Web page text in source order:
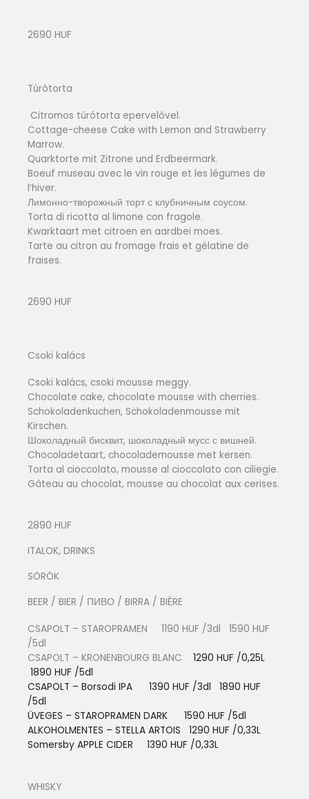
2690 HUF
Túrótorta
Citromos túrótorta epervelővel.
Cottage-cheese Cake with Lemon and Strawberry
Marrow.
Quarktorte mit Zitrone und Erdbeermark.
Boeuf museau avec le vin rouge et les légumes de
l’hiver.
Лимонно-творожный торт с клубничным соусом.
Torta di ricotta al limone con fragole.
Kwarktaart met citroen en aardbei moes.
Tarte au citron au fromage frais et gélatine de
fraises.
2690 HUF
Csoki kalács
Csoki kalács, csoki mousse meggy.
Chocolate cake, chocolate mousse with cherries.
Schokoladenkuchen, Schokoladenmousse mit
Kirschen.
Шоколадный бисквит, шоколадный мусс с вишней.
Chocoladetaart, chocolademousse met kersen.
Torta al cioccolato, mousse al cioccolato con ciliegie.
Gâteau au chocolat, mousse au chocolat aux cerises.
2890 HUF
ITALOK, DRINKS
SÖRÖK
BEER / BIER / ПИВО / BIRRA / BIÈRE
CSAPOLT – STAROPRAMEN 1190 HUF /3dl 1590 HUF
/5dl
CSAPOLT – KRONENBOURG BLANC 1290 HUF /0,25L
1890 HUF /5dl
CSAPOLT – Borsodi IPA 1390 HUF /3dl 1890 HUF
/5dl
ÜVEGES – STAROPRAMEN DARK 1590 HUF /5dl
ALKOHOLMENTES – STELLA ARTOIS 1290 HUF /0,33L
Somersby APPLE CIDER 1390 HUF /0,33L
WHISKY